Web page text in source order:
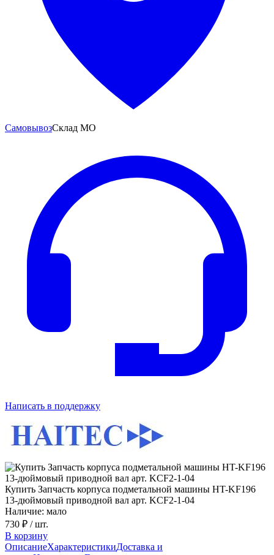
СамовывозСклад МО
Написать в поддержку
Купить Запчасть корпуса подметальной машины HT-KF196
13-дюймовый приводной вал арт. KCF2-1-04
Наличие: мало
730 ₽ / шт.
В корзину
ОписаниеХарактеристикиДоставка и